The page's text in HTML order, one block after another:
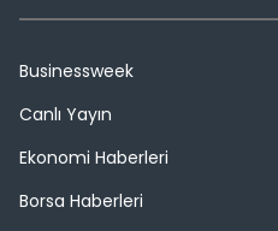
Businessweek
Canlı Yayın
Ekonomi Haberleri
Borsa Haberleri